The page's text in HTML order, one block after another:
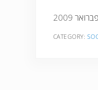
CATEGORY: